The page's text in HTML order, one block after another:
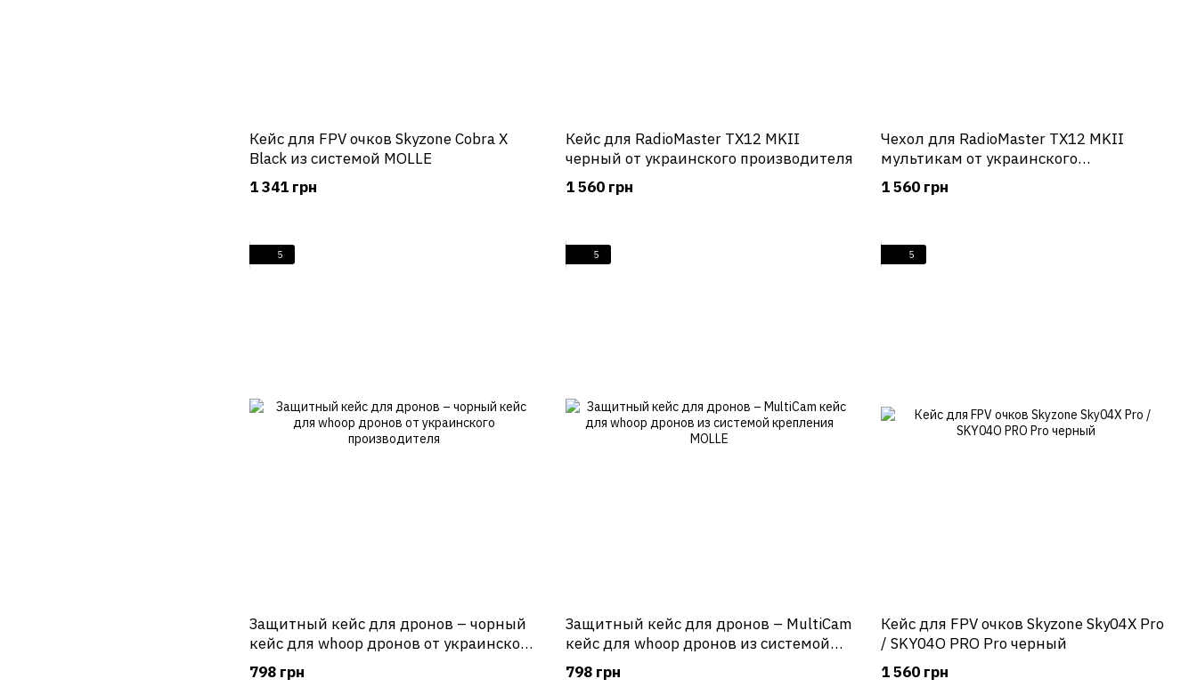
Кейс для FPV очков Skyzone Cobra X
Black из системой MOLLE
1 341 грн
Кейс для RadioMaster TX12 MKII
черный от украинского производителя
1 560 грн
Чехол для RadioMaster TX12 MKII
мультикам от украинского
производителя
1 560 грн
5
Защитный кейс для дронов – чорный
кейс для whoop дронов от украинского
производителя
798 грн
5
Защитный кейс для дронов – MultiCam
кейс для whoop дронов из системой
крепления MOLLE
798 грн
5
Кейс для FPV очков Skyzone Sky04X Pro
/ SKY04O PRO Pro черный
1 560 грн